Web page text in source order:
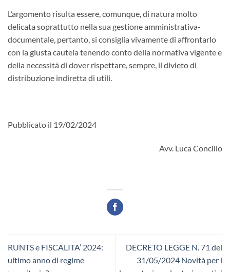
L’argomento risulta essere, comunque, di natura molto
delicata soprattutto nella sua gestione amministrativa-
documentale, pertanto, si consiglia vivamente di affrontarlo
con la giusta cautela tenendo conto della normativa vigente e
della necessità di dover rispettare, sempre, il divieto di
distribuzione indiretta di utili.
Pubblicato il 19/02/2024
Avv. Luca Concilio
RUNTS e FISCALITA’ 2024:
ultimo anno di regime
DECRETO LEGGE N. 71 del
31/05/2024 Novità per i